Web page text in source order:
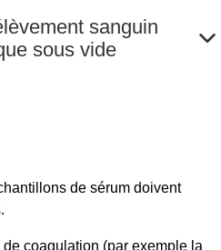
sanguin
sous vide
de sérum doivent
coagulation (par exemple la